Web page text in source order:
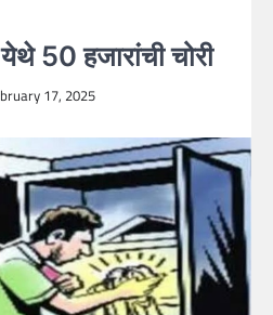
50 हजारांची चोरी
17, 2025